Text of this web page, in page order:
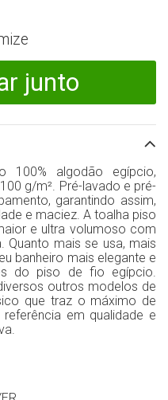
junto
100% algodão egípcio,
g/m². Pré-lavado e pré-
garantindo assim,
e maciez. A toalha piso
e ultra volumoso com
Quanto mais se usa, mais
banheiro mais elegante e
do piso de fio egípcio.
outros modelos de
que traz o máximo de
em qualidade e